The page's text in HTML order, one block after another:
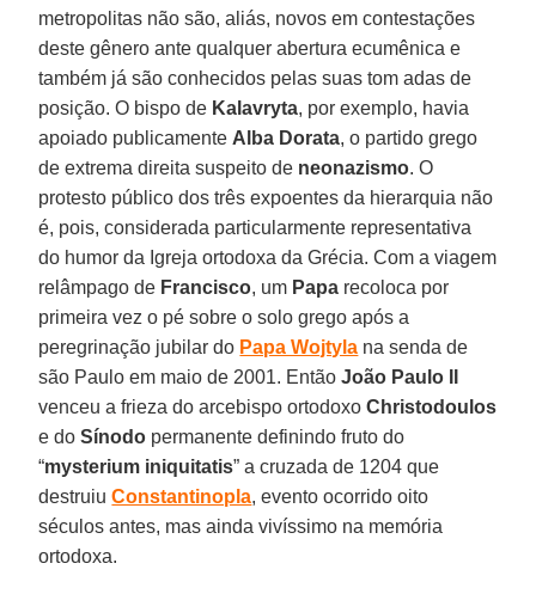
metropolitas não são, aliás, novos em contestações
deste gênero ante qualquer abertura ecumênica e
também já são conhecidos pelas suas tom adas de
posição. O bispo de Kalavryta, por exemplo, havia
apoiado publicamente Alba Dorata, o partido grego
de extrema direita suspeito de neonazismo. O
protesto público dos três expoentes da hierarquia não
é, pois, considerada particularmente representativa
do humor da Igreja ortodoxa da Grécia. Com a viagem
relâmpago de Francisco, um Papa recoloca por
primeira vez o pé sobre o solo grego após a
peregrinação jubilar do Papa Wojtyla na senda de
são Paulo em maio de 2001. EntãoJoão Paulo II
venceu a frieza do arcebispo ortodoxoChristodoulos
e doSínodo permanente definindo fruto do
“mysterium iniquitatis” a cruzada de 1204 que
destruiuConstantinopla, evento ocorrido oito
séculos antes, mas ainda vivíssimo na memória
ortodoxa.